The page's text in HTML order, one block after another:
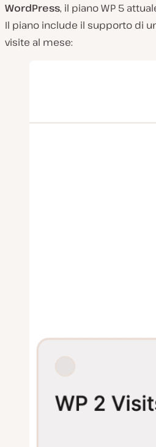
WordPress, il piano WP 5
Il piano include il supporto di
visite al mese: